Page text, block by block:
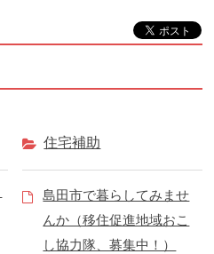
住宅補助
島田市で暮らしてみませ
んか（移住促進地域おこ
し協力隊、募集中！）